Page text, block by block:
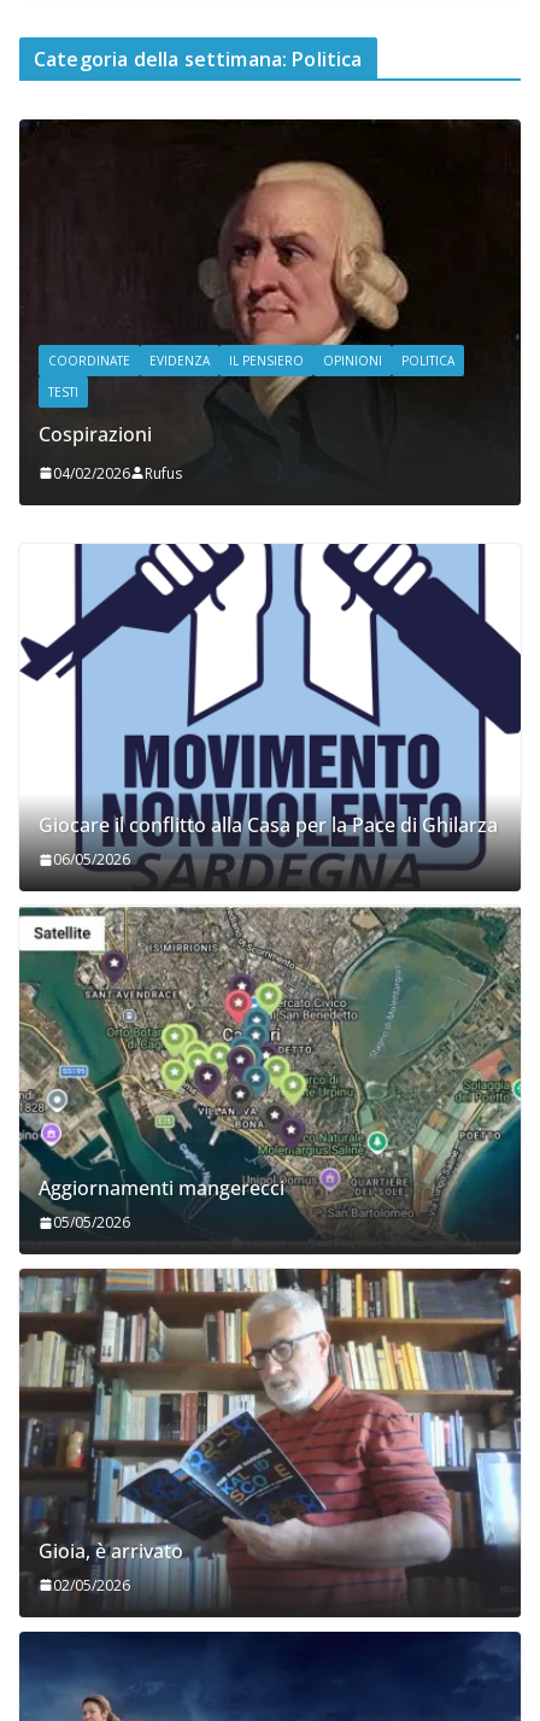
Categoria della settimana: Politica
COORDINATE EVIDENZA IL PENSIERO OPINIONI
POLITICA
TESTI
Cospirazioni
04/02/2026 Rufus
Giocare il conflitto alla Casa per la Pace di Ghilarza
06/05/2026
Aggiornamenti mangerecci
05/05/2026
Gioia, è arrivato
02/05/2026